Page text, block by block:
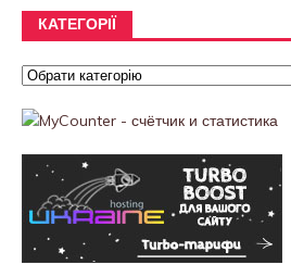
КАТЕГОРІЇ